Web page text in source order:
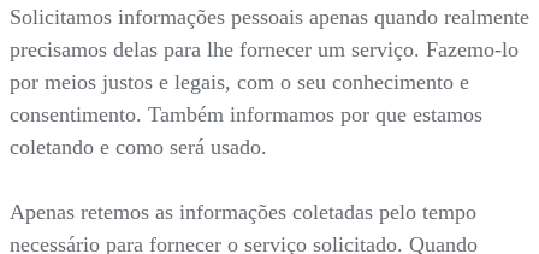
Solicitamos informações pessoais apenas quando realmente
precisamos delas para lhe fornecer um serviço. Fazemo-lo
por meios justos e legais, com o seu conhecimento e
consentimento. Também informamos por que estamos
coletando e como será usado.
Apenas retemos as informações coletadas pelo tempo
necessário para fornecer o serviço solicitado. Quando